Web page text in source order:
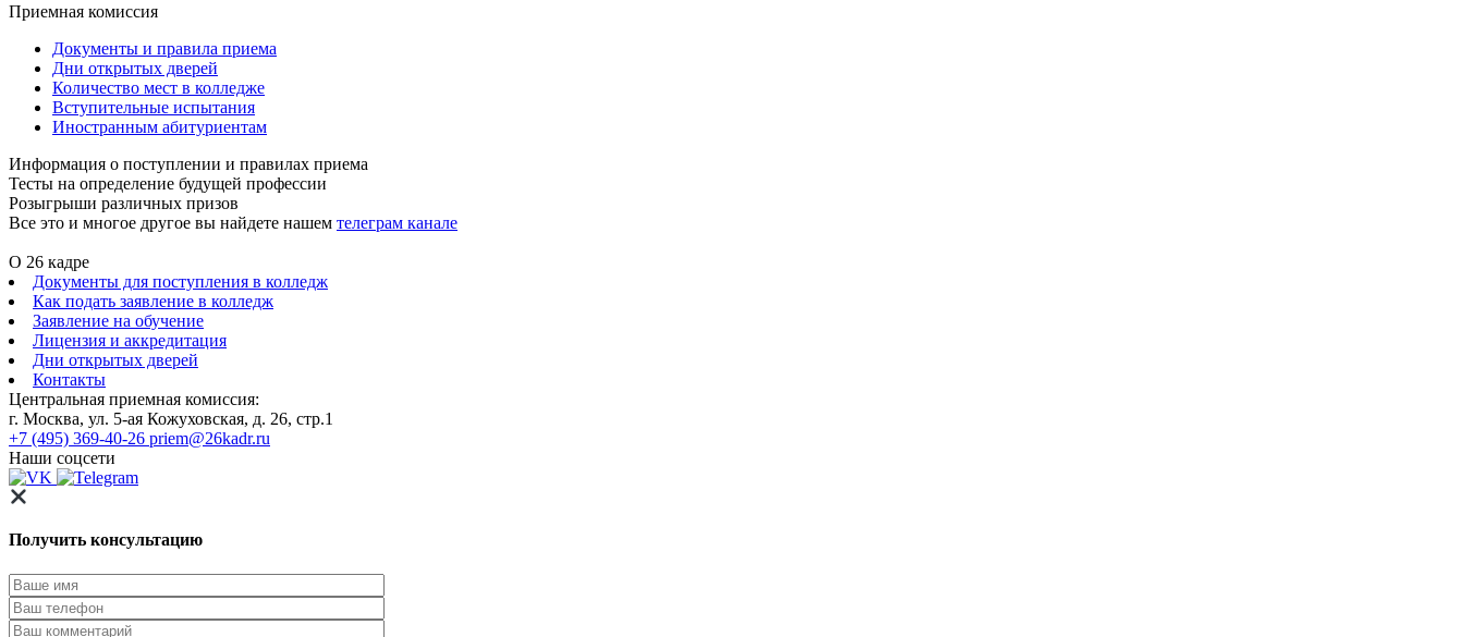
Приемная комиссия
Документы и правила приема
Дни открытых дверей
Количество мест в колледже
Вступительные испытания
Иностранным абитуриентам
Информация о поступлении и правилах приема
Тесты на определение будущей профессии
Розыгрыши различных призов
Все это и многое другое вы найдете нашем телеграм канале
О 26 кадре
Документы для поступления в колледж
Как подать заявление в колледж
Заявление на обучение
Лицензия и аккредитация
Дни открытых дверей
Контакты
Центральная приемная комиссия:
г. Москва, ул. 5-ая Кожуховская, д. 26, стр.1
+7 (495) 369-40-26 priem@26kadr.ru
Наши соцсети
Получить консультацию